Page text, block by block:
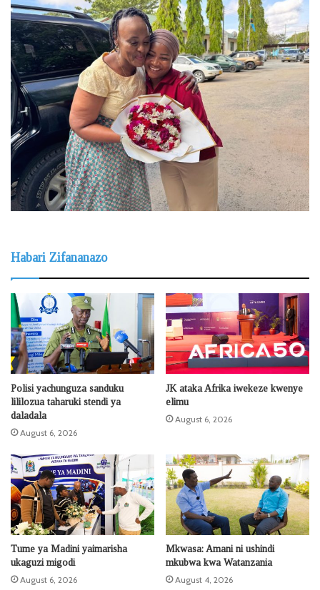
Habari Zifananazo
Polisi yachunguza sanduku
lililozua taharuki stendi ya
daladala
August 6, 2026
JK ataka Afrika iwekeze kwenye
elimu
August 6, 2026
Tume ya Madini yaimarisha
ukaguzi migodi
August 6, 2026
Mkwasa: Amani ni ushindi
mkubwa kwa Watanzania
August 4, 2026